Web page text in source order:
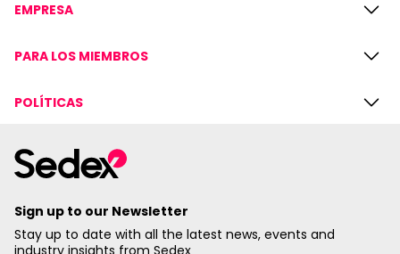
EMPRESA
PARA LOS MIEMBROS
POLÍTICAS
Sign up to our Newsletter
Stay up to date with all the latest news, events and